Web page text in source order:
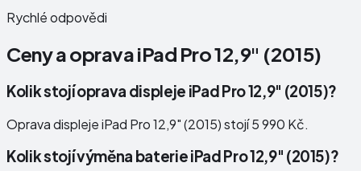
Rychlé odpovědi
Ceny a opravaiPad Pro 12,9" (2015)
Kolik stojí oprava displeje iPad Pro 12,9" (2015)?
Oprava displeje iPad Pro 12,9" (2015) stojí 5 990 Kč.
Kolik stojí výměna baterie iPad Pro 12,9" (2015)?